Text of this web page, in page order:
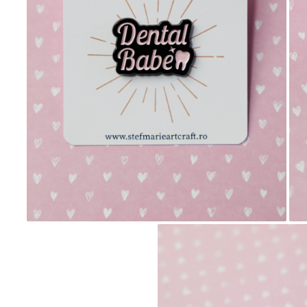
Plicuri pentru bani Botez
Accesorii și decor botez
Lumânări botez
Mărturii botez
Pahare botez
Toppers Candy bar
Trusouri botez
Etichete marturii botez